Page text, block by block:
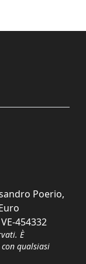
Poerio,
454332
È
qualsiasi